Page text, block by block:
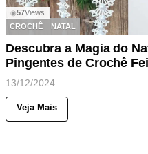
◉57Views
CROCHÊ
NATAL
Descubra a Magia do
Pingentes de Crochê
13/12/2024
Veja Mais